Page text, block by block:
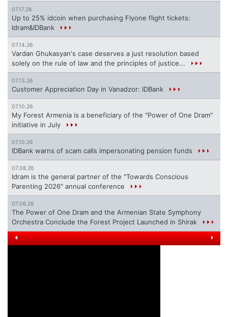
07.17.26
Up to 25% idcoin when purchasing Flyone flight tickets:
Idram&IDBank
07.14.26
Vardan Ghukasyan's case deserves a just resolution based
solely on the rule of law and the principles of justice...
07.13.26
Customer Appreciation Day in Vanadzor: IDBank
07.10.26
My Forest Armenia is a beneficiary of the "Power of One Dram"
initiative in July
07.10.26
IDBank warns of scam calls impersonating pension funds
07.08.26
Idram is the general partner of the "Towards Conscious
Parenting 2026" annual conference
07.06.26
The Power of One Dram and the Armenian State Symphony
Orchestra Conclude the Forest Project Launched in Shirak